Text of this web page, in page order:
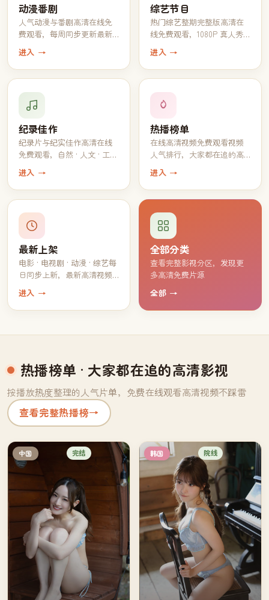
动漫番剧
人气动漫与番剧高清在线免
费观看，每周同步更新最新
一话
进入 →
综艺节目
热门综艺整期完整版高清在
线免费观看，1080P 真人秀
脱口秀全收录
进入 →
纪录佳作
纪录片与纪实佳作高清在线
免费观看，自然 · 人文 · 工艺
一应俱全
进入 →
热播榜单
在线高清视频免费观看视频
人气排行，大家都在追的高
分片单
进入 →
最新上架
电影 · 电视剧 · 动漫 · 综艺每
日同步上新，最新高清视频
持续免费观看
进入 →
全部分类
查看完整影视分区，发现更
多高清免费片源
全部 →
热播榜单 · 大家都在追的高清影视
按播放热度整理的人气片单，免费在线观看高清视频不踩雷
查看完整热播榜→
中国 完结 韩国 院线